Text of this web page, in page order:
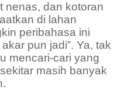
nenas, dan kotoran
di lahan
peribahasa ini
pun jadi”. Ya, tak
mencari-cari yang
masih banyak